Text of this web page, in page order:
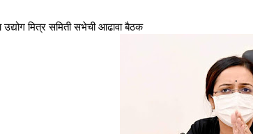
उद्योग मित्र समिती सभेची आढावा बैठक